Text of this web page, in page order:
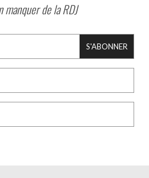
manquer de la RDJ
S'ABONNER